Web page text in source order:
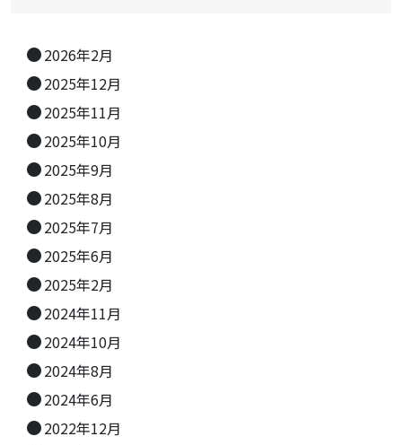
2026年2月
2025年12月
2025年11月
2025年10月
2025年9月
2025年8月
2025年7月
2025年6月
2025年2月
2024年11月
2024年10月
2024年8月
2024年6月
2022年12月